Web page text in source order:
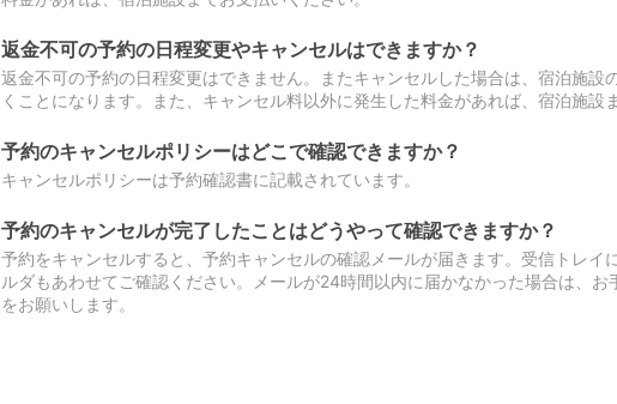
返金不可の予約の日程変更やキャンセルはできますか？
返金不可の予約の日程変更はできません。またキャンセルした場合は、宿泊施設
くことになります。また、キャンセル料以外に発生した料金があれば、宿泊施設
予約のキャンセルポリシーはどこで確認できますか？
キャンセルポリシーは予約確認書に記載されています。
予約のキャンセルが完了したことはどうやって確認できますか？
予約をキャンセルすると、予約キャンセルの確認メールが届きます。受信トレイ
ルダもあわせてご確認ください。メールが24時間以内に届かなかった場合は、
をお願いします。